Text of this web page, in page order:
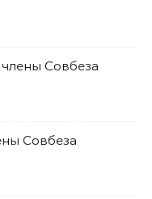
Совбеза
Совбеза